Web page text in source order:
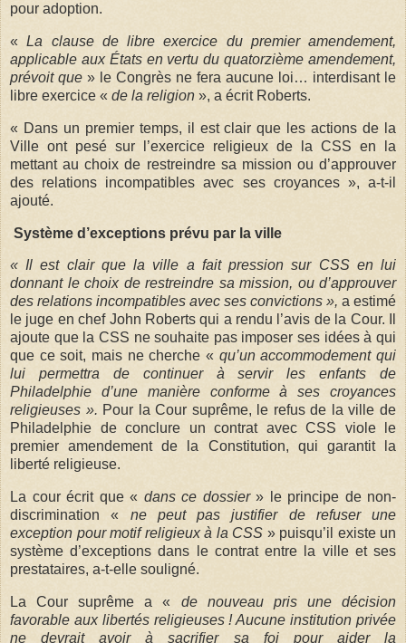
pour adoption.
«La clause de libre exercice du premier amendement,
applicable aux États en vertu du quatorzième amendement,
prévoit que » le Congrès ne fera aucune loi… interdisant le
libre exercice « de la religion », a écrit Roberts.
« Dans un premier temps, il est clair que les actions de la
Ville ont pesé sur l’exercice religieux de la CSS en la
mettant au choix de restreindre sa mission ou d’approuver
des relations incompatibles avec ses croyances », a-t-il
ajouté.
Système d’exceptions prévu par la ville
« Il est clair que la ville a fait pression sur CSS en lui
donnant le choix de restreindre sa mission, ou d’approuver
des relations incompatibles avec ses convictions », a estimé
le juge en chef John Roberts qui a rendu l’avis de la Cour. Il
ajoute que la CSS ne souhaite pas imposer ses idées à qui
que ce soit, mais ne cherche « qu’un accommodement qui
lui permettra de continuer à servir les enfants de
Philadelphie d’une manière conforme à ses croyances
religieuses ». Pour la Cour suprême, le refus de la ville de
Philadelphie de conclure un contrat avec CSS viole le
premier amendement de la Constitution, qui garantit la
liberté religieuse.
La cour écrit que « dans ce dossier» le principe de non-
discrimination « ne peut pas justifier de refuser une
exception pour motif religieux à la CSS » puisqu’il existe un
système d’exceptions dans le contrat entre la ville et ses
prestataires, a-t-elle souligné.
La Cour suprême a « de nouveau pris une décision
favorable aux libertés religieuses ! Aucune institution privée
ne devrait avoir à sacrifier sa foi pour aider la